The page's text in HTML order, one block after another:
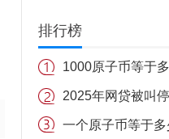
排行榜
2025年网贷被叫